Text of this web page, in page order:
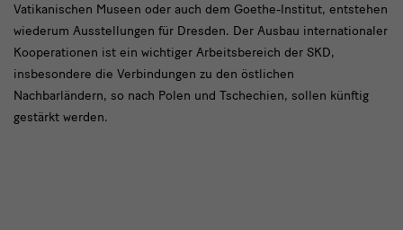
Vatikanischen Museen oder auch dem Goethe-Institut, entstehen
wiederum Ausstellungen für Dresden. Der Ausbau internationaler
Kooperationen ist ein wichtiger Arbeitsbereich der SKD,
insbesondere die Verbindungen zu den östlichen
Nachbarländern, so nach Polen und Tschechien, sollen künftig
gestärkt werden.